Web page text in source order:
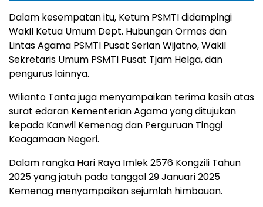
Dalam kesempatan itu, Ketum PSMTI didampingi
Wakil Ketua Umum Dept. Hubungan Ormas dan
Lintas Agama PSMTI Pusat Serian Wijatno, Wakil
Sekretaris Umum PSMTI Pusat Tjam Helga, dan
pengurus lainnya.
Wilianto Tanta juga menyampaikan terima kasih atas
surat edaran Kementerian Agama yang ditujukan
kepada Kanwil Kemenag dan Perguruan Tinggi
Keagamaan Negeri.
Dalam rangka Hari Raya Imlek 2576 Kongzili Tahun
2025 yang jatuh pada tanggal 29 Januari 2025
Kemenag menyampaikan sejumlah himbauan.